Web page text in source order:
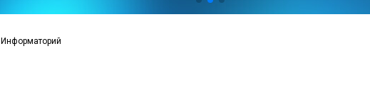
Информаторий